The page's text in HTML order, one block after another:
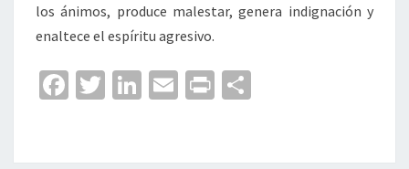
los ánimos, produce malestar, genera indignación y
enaltece el espíritu agresivo.
Fa T
Li
E
Pr